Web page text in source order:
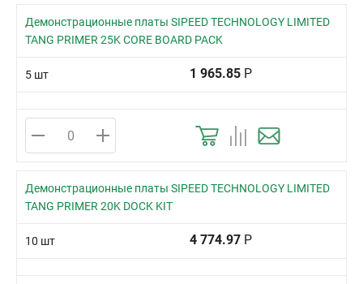
Демонстрационные платы SIPEED TECHNOLOGY LIMITED
TANG PRIMER 25K CORE BOARD PACK
5 шт 1 965.85 Р
Демонстрационные платы SIPEED TECHNOLOGY LIMITED
TANG PRIMER 20K DOCK KIT
10 шт 4 774.97 Р